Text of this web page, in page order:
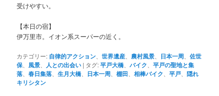
受けやすい。
【本日の宿】
伊万里市。イオン系スーパーの近く。
カテゴリー: 自律的アクション 、世界遺産 農村風景 日本一周 、佐世
保
風景 人との出会い | タグ:平戸大橋 、バイク 、平戸の聖地と集
落 、春日集落 、生月大橋 日本一周 、棚田 、相棒バイク 、平戸 、隠れ
キリシタン